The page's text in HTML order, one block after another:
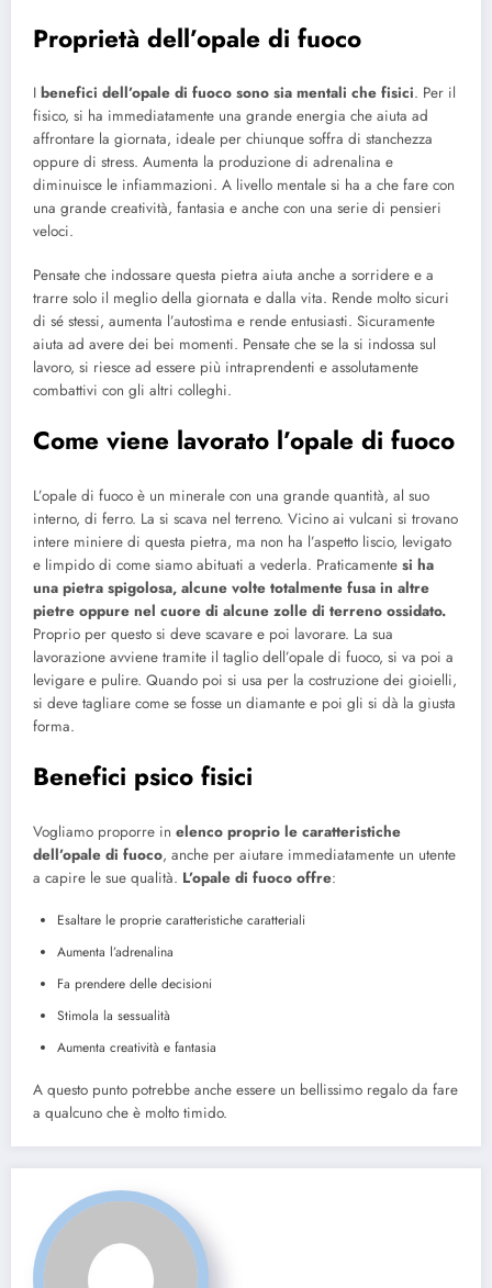
Proprietà dell’opale di fuoco
I benefici dell’opale di fuoco sono sia mentali che fisici. Per il
fisico, si ha immediatamente una grande energia che aiuta ad
affrontare la giornata, ideale per chiunque soffra di stanchezza
oppure di stress. Aumenta la produzione di adrenalina e
diminuisce le infiammazioni. A livello mentale si ha a che fare con
una grande creatività, fantasia e anche con una serie di pensieri
veloci.
Pensate che indossare questa pietra aiuta anche a sorridere e a
trarre solo il meglio della giornata e dalla vita. Rende molto sicuri
di sé stessi, aumenta l’autostima e rende entusiasti. Sicuramente
aiuta ad avere dei bei momenti. Pensate che se la si indossa sul
lavoro, si riesce ad essere più intraprendenti e assolutamente
combattivi con gli altri colleghi.
Come viene lavorato l’opale di fuoco
L’opale di fuoco è un minerale con una grande quantità, al suo
interno, di ferro. La si scava nel terreno. Vicino ai vulcani si trovano
intere miniere di questa pietra, ma non ha l’aspetto liscio, levigato
e limpido di come siamo abituati a vederla. Praticamente si ha
una pietra spigolosa, alcune volte totalmente fusa in altre
pietre oppure nel cuore di alcune zolle di terreno ossidato.
Proprio per questo si deve scavare e poi lavorare. La sua
lavorazione avviene tramite il taglio dell’opale di fuoco, si va poi a
levigare e pulire. Quando poi si usa per la costruzione dei gioielli,
si deve tagliare come se fosse un diamante e poi gli si dà la giusta
forma.
Benefici psico fisici
Vogliamo proporre in elenco proprio le caratteristiche
dell’opale di fuoco, anche per aiutare immediatamente un utente
a capire le sue qualità. L’opale di fuoco offre:
Esaltare le proprie caratteristiche caratteriali
Aumenta l’adrenalina
Fa prendere delle decisioni
Stimola la sessualità
Aumenta creatività e fantasia
A questo punto potrebbe anche essere un bellissimo regalo da fare
a qualcuno che è molto timido.